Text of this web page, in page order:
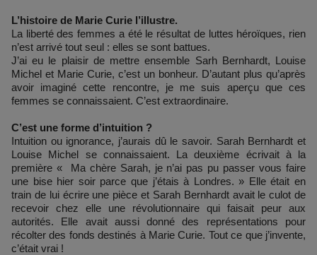
L’histoire de Marie Curie l’illustre.
La liberté des femmes a été le résultat de luttes héroïques, rien
n’est arrivé tout seul : elles se sont battues.
J’ai eu le plaisir de mettre ensemble Sarh Bernhardt, Louise
Michel et Marie Curie, c’est un bonheur. D’autant plus qu’après
avoir imaginé cette rencontre, je me suis aperçu que ces
femmes se connaissaient. C’est extraordinaire.
C’est une forme d’intuition ?
Intuition ou ignorance, j’aurais dû le savoir. Sarah Bernhardt et
Louise Michel se connaissaient. La deuxième écrivait à la
première « Ma chère Sarah, je n’ai pas pu passer vous faire
une bise hier soir parce que j’étais à Londres. » Elle était en
train de lui écrire une pièce et Sarah Bernhardt avait le culot de
recevoir chez elle une révolutionnaire qui faisait peur aux
autorités. Elle avait aussi donné des représentations pour
récolter des fonds destinés à Marie Curie. Tout ce que j’invente,
c’était vrai !